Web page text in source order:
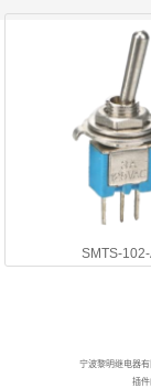
SMTS-
宁波黎明继电器
插